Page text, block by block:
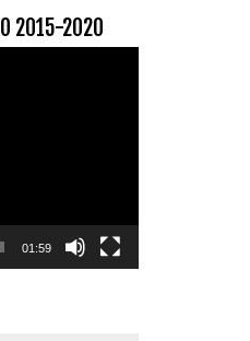
2015-2020
01:59